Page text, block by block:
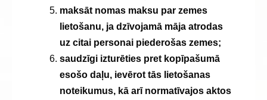
maksāt nomas maksu par zemes
lietošanu, ja dzīvojamā māja atrodas
uz citai personai piederošas zemes;
saudzīgi izturēties pret kopīpašumā
esošo daļu, ievērot tās lietošanas
noteikumus, kā arī normatīvajos aktos